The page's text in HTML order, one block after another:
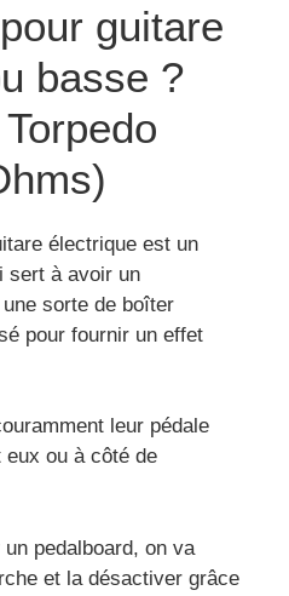
guitare
basse ?
électrique est un
sert à avoir un
sorte de boîter
pour fournir un effet
leur pédale
eux ou à côté de
pedalboard, on va
et la désactiver grâce